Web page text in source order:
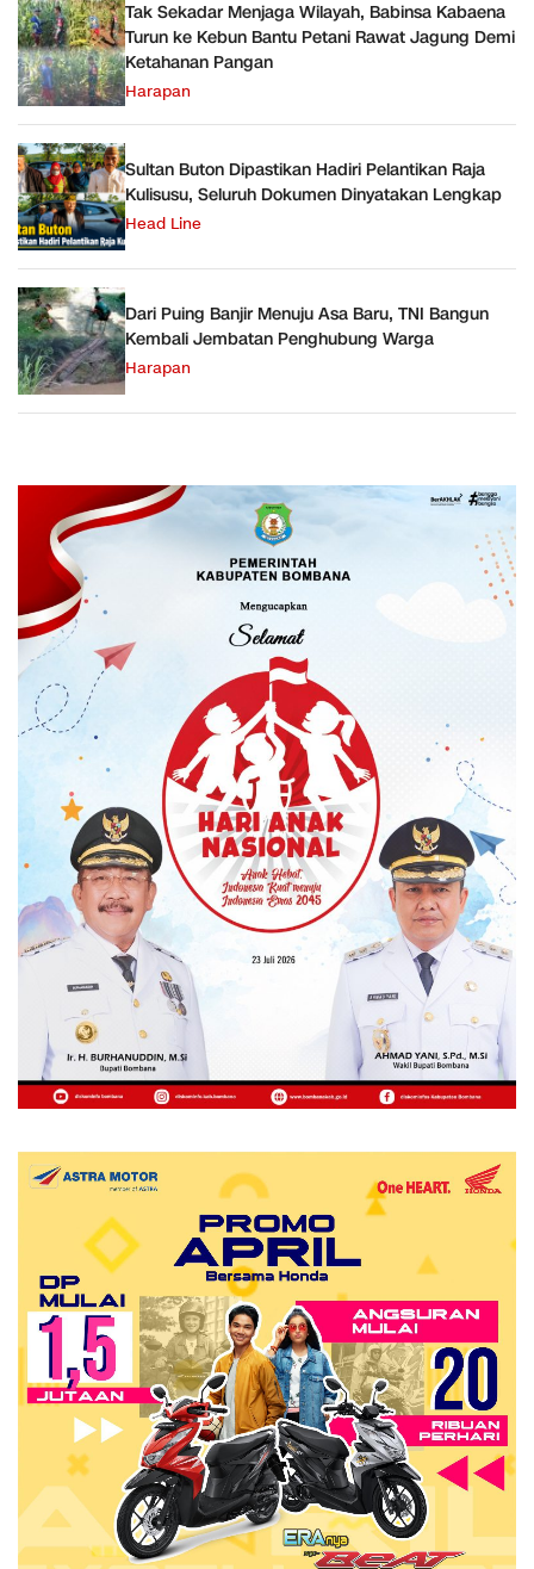
Tak Sekadar Menjaga Wilayah, Babinsa Kabaena
Turun ke Kebun Bantu Petani Rawat Jagung Demi
Ketahanan Pangan
Harapan
Sultan Buton Dipastikan Hadiri Pelantikan Raja
Kulisusu, Seluruh Dokumen Dinyatakan Lengkap
Head Line
Dari Puing Banjir Menuju Asa Baru, TNI Bangun
Kembali Jembatan Penghubung Warga
Harapan